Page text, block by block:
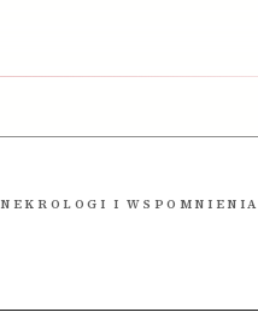
NEKROLOGI I WSPOMNIENIA